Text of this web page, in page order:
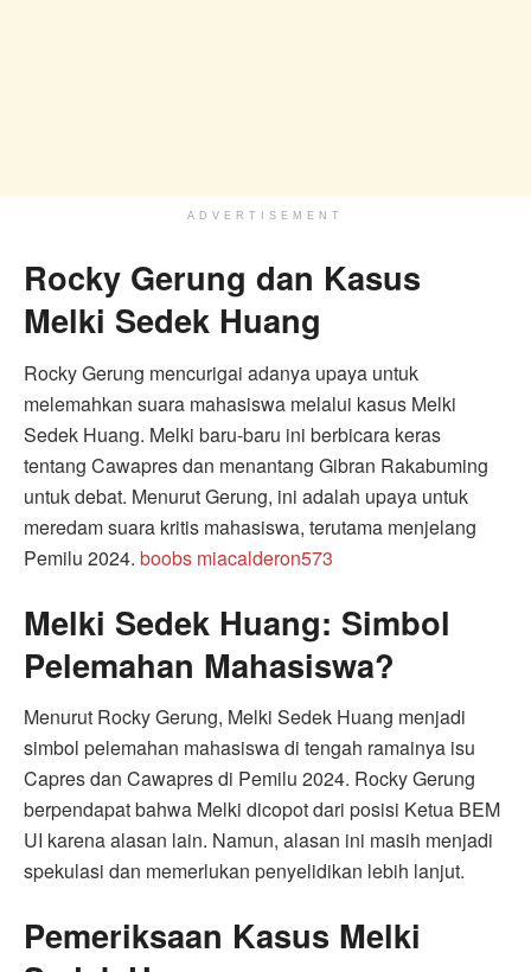
ADVERTISEMENT
Rocky Gerung dan Kasus
Melki Sedek Huang
Rocky Gerung mencurigai adanya upaya untuk
melemahkan suara mahasiswa melalui kasus Melki
Sedek Huang. Melki baru-baru ini berbicara keras
tentang Cawapres dan menantang Gibran Rakabuming
untuk debat. Menurut Gerung, ini adalah upaya untuk
meredam suara kritis mahasiswa, terutama menjelang
Pemilu 2024. boobs miacalderon573
Melki Sedek Huang: Simbol
Pelemahan Mahasiswa?
Menurut Rocky Gerung, Melki Sedek Huang menjadi
simbol pelemahan mahasiswa di tengah ramainya isu
Capres dan Cawapres di Pemilu 2024. Rocky Gerung
berpendapat bahwa Melki dicopot dari posisi Ketua BEM
UI karena alasan lain. Namun, alasan ini masih menjadi
spekulasi dan memerlukan penyelidikan lebih lanjut.
Pemeriksaan Kasus Melki